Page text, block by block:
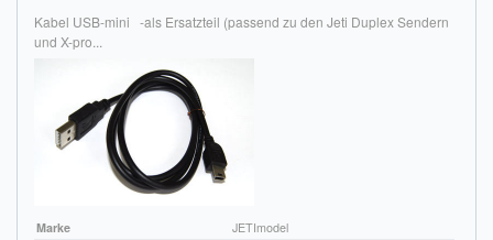
Kabel USB-mini -als Ersatzteil (passend zu den Jeti Duplex Sendern
und X-pro...
Marke
JETImodel